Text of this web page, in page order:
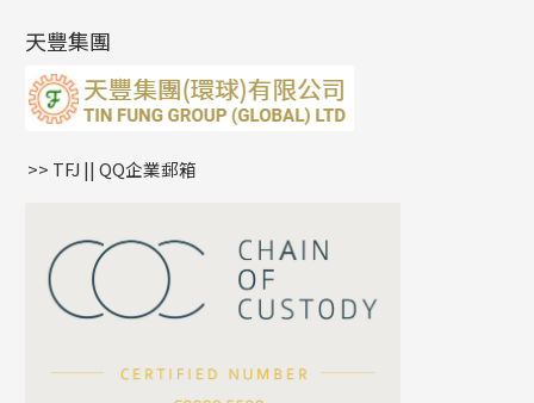
雙十字鏈系列
水波鏈系列
蛇骨鏈系列
鏈尾系列
嘴唇鏈系列
S車花鏈系列
珍珠鏈系列
坦克鏈系列
滿天星鏈系列
方假繩鏈系列
耳環扣系列
耳綫/耳鈎系列
耳環爪頭
耳環
字母吊墜
相盒吊墜
項鏈吊墜
生肖吊墜
星座吊墜
珠扣
天豐集團
>> TFJ || QQ企業郵箱